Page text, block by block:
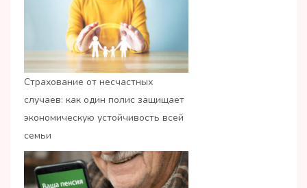
Страхование от несчастных
случаев: как один полис защищает
экономическую устойчивость всей
семьи